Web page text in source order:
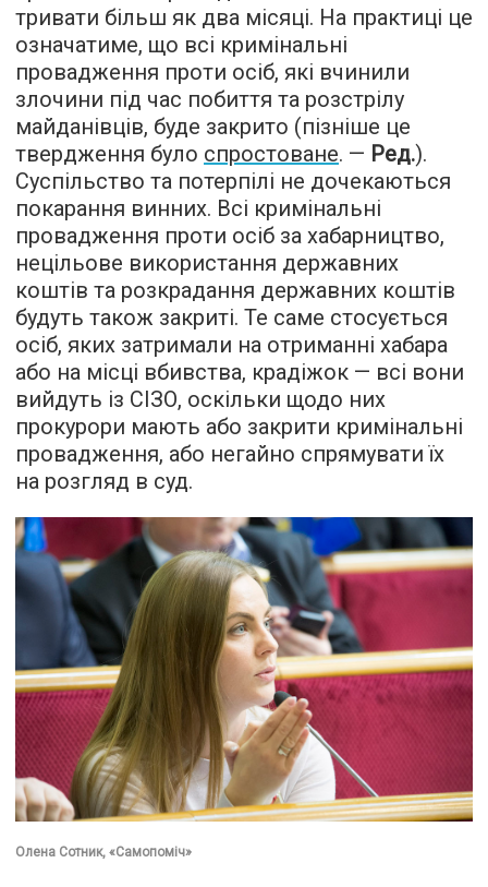
тривати більш як два місяці. На практиці це
означатиме, що всі кримінальні
провадження проти осіб, які вчинили
злочини під час побиття та розстрілу
майданівців, буде закрито (пізніше це
твердження було спростоване. — Ред.).
Суспільство та потерпілі не дочекаються
покарання винних. Всі кримінальні
провадження проти осіб за хабарництво,
нецільове використання державних
коштів та розкрадання державних коштів
будуть також закриті. Те саме стосується
осіб, яких затримали на отриманні хабара
або на місці вбивства, крадіжок — всі вони
вийдуть із СІЗО, оскільки щодо них
прокурори мають або закрити кримінальні
провадження, або негайно спрямувати їх
на розгляд в суд.
Олена Сотник, «Самопоміч»